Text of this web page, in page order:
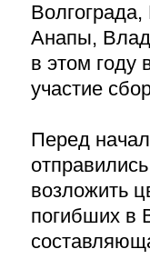
Анапы,
в этом году
участие
Перед
возложить
погибших в